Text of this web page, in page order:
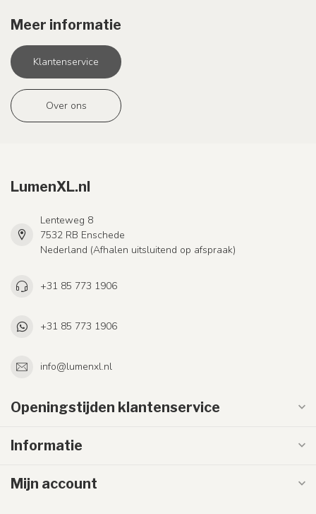
Meer informatie
Klantenservice
Over ons
LumenXL.nl
Lenteweg 8
7532 RB Enschede
Nederland (Afhalen uitsluitend op afspraak)
+31 85 773 1906
+31 85 773 1906
info@lumenxl.nl
Openingstijden klantenservice
Informatie
Mijn account